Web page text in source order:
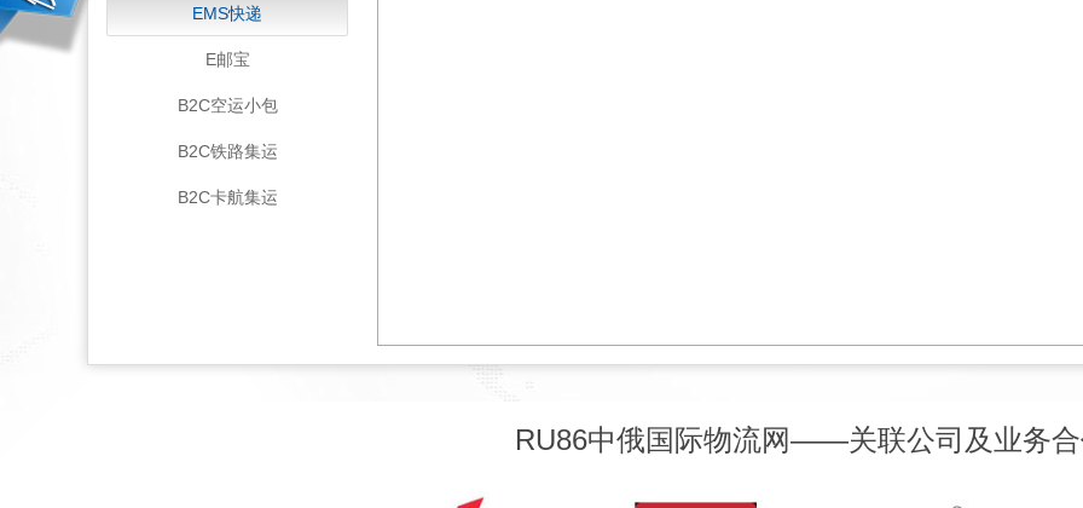
EMS快递
E邮宝
B2C空运小包
B2C铁路集运
B2C卡航集运
RU86中俄国际物流网——关联公司及业务